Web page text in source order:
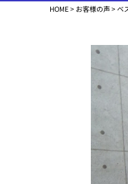
HOME> お客様の声> ベ